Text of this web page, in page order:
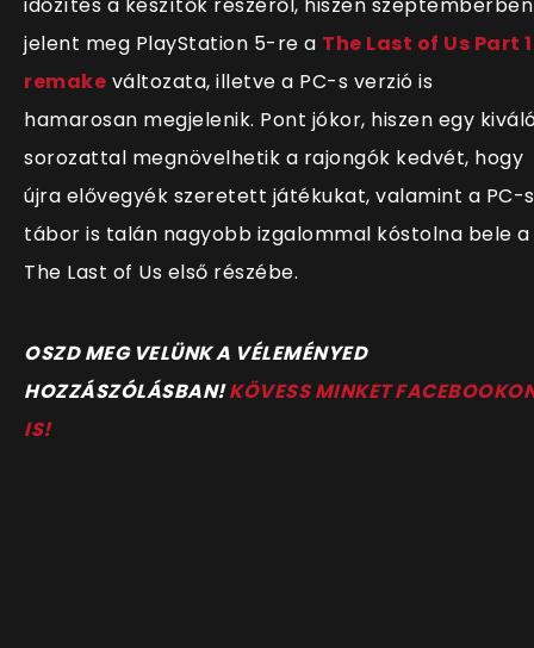
jelent meg PlayStation 5-re a The Last of Us Part 1
remake változata, illetve a PC-s verzió is
hamarosan megjelenik. Pont jókor, hiszen egy
sorozattal megnövelhetik a rajongók kedvét, hogy
újra elővegyék szeretett játékukat, valamint a PC-s
tábor is talán nagyobb izgalommal kóstolna bele a
The Last of Us első részébe.
OSZD MEG VELÜNK A VÉLEMÉNYED
HOZZÁSZÓLÁSBAN!KÖVESS MINKET
IS!